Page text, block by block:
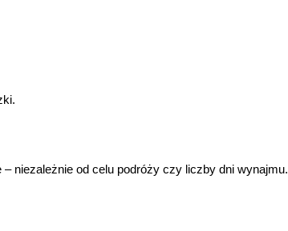
niezależnie od celu podróży czy liczby dni wynajmu.